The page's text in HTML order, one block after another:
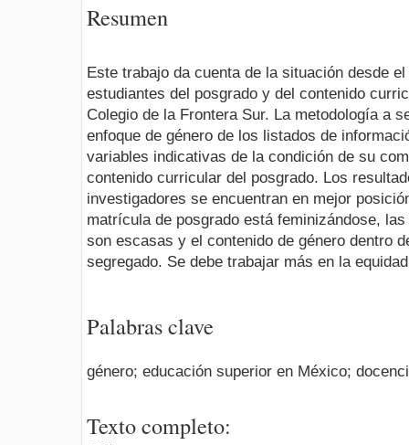
Resumen
Este trabajo da cuenta de la situación desde
estudiantes del posgrado y del contenido
Colegio de la Frontera Sur. La metodología a
enfoque de género de los listados de
variables indicativas de la condición de su
contenido curricular del posgrado. Los
investigadores se encuentran en mejor
matrícula de posgrado está feminizándose,
son escasas y el contenido de género dentro
segregado. Se debe trabajar más en la
Palabras clave
género; educación superior en México;
Texto completo: